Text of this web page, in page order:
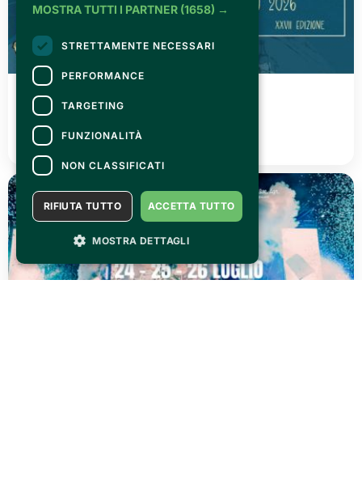
Canelli città del Vino 2026
READ ALL
MOSTRA TUTTI I PARTNER (1658) →
STRETTAMENTE NECESSARI
PERFORMANCE
TARGETING
FUNZIONALITÀ
NON CLASSIFICATI
ACCETTA TUTTO
RIFIUTA TUTTO
MOSTRA DETTAGLI